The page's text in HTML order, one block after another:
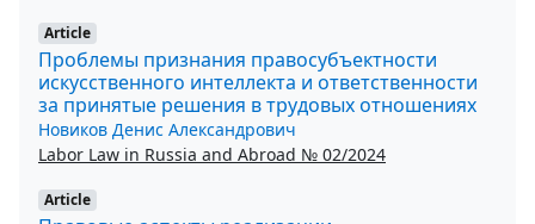
Article
Проблемы признания правосубъектности
искусственного интеллекта и ответственности
за принятые решения в трудовых отношениях
Новиков Денис Александрович
Labor Law in Russia and Abroad № 02/2024
Article